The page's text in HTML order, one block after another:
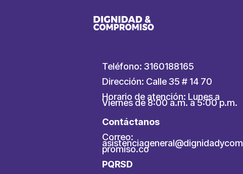
Teléfono: 3160188165
Dirección: Calle 35 # 14 70
Horario de atención: Lunes a
Viernes de 8:00 a.m. a 5:00 p.m.
Contáctanos
Correo:
asistenciageneral@dignidadycom
promiso.co
PQRSD